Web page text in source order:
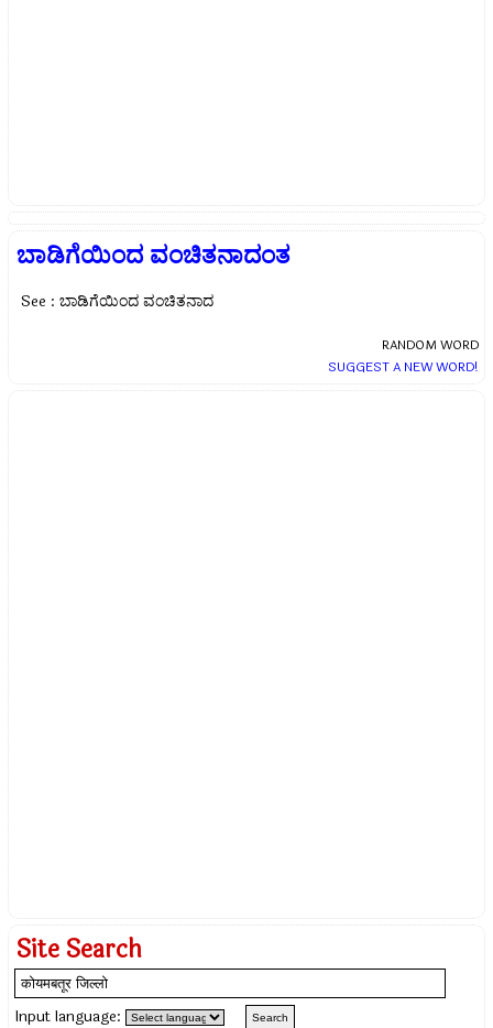
ಬಾಡಿಗೆಯಿಂದ ವಂಚಿತನಾದಂತ
See : ಬಾಡಿಗೆಯಿಂದ ವಂಚಿತನಾದ
RANDOM WORD
SUGGEST A NEW WORD!
Site Search
Input language: